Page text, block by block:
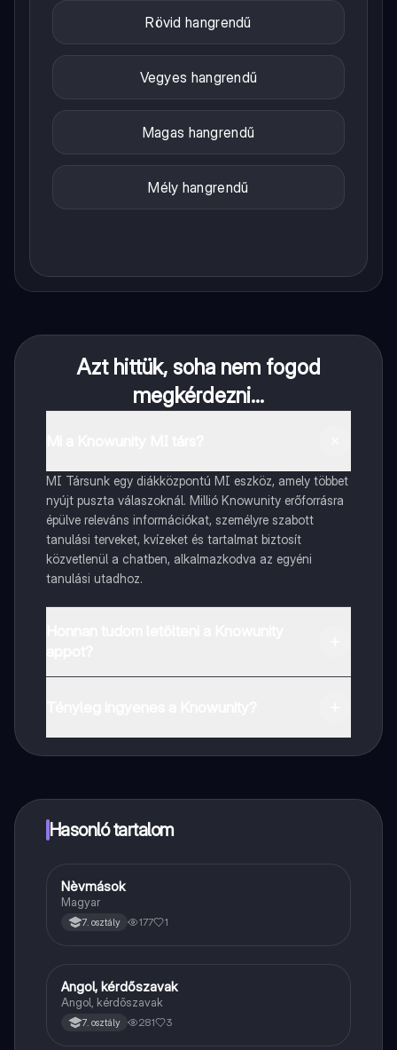
Rövid hangrendű
Vegyes hangrendű
Magas hangrendű
Mély hangrendű
Azt hittük, soha nem fogod
megkérdezni...
MI Társunk egy diákközpontú MI eszköz, amely többet
nyújt puszta válaszoknál. Millió Knowunity erőforrásra
épülve releváns információkat, személyre szabott
tanulási terveket, kvízeket és tartalmat biztosít
közvetlenül a chatben, alkalmazkodva az egyéni
tanulási utadhoz.
Hasonló tartalom
Magyar
Nèvmások
Magyar
7. osztály 177 1
Angol
Angol, kérdőszavak
Angol, kérdőszavak
7. osztály 281 3